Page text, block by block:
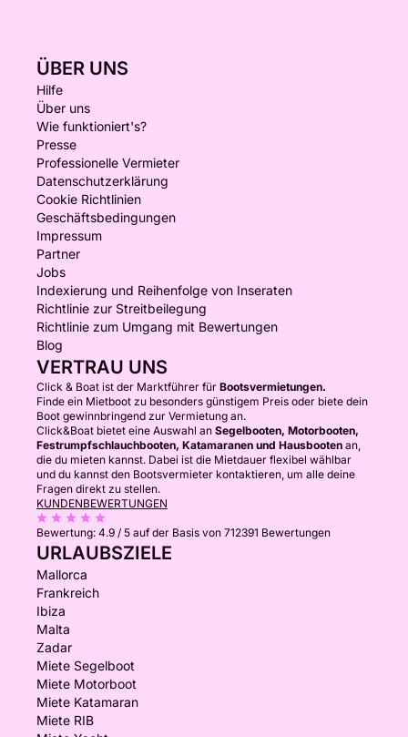
ÜBER UNS
Hilfe
Über uns
Wie funktioniert's?
Presse
Professionelle Vermieter
Datenschutzerklärung
Cookie Richtlinien
Geschäftsbedingungen
Impressum
Partner
Jobs
Indexierung und Reihenfolge von Inseraten
Richtlinie zur Streitbeilegung
Richtlinie zum Umgang mit Bewertungen
Blog
VERTRAU UNS
Click & Boat ist der Marktführer für Bootsvermietungen.
Finde ein Mietboot zu besonders günstigem Preis oder biete dein
Boot gewinnbringend zur Vermietung an.
Click&Boat bietet eine Auswahl an Segelbooten, Motorbooten,
Festrumpfschlauchbooten, Katamaranen und Hausbooten an,
die du mieten kannst. Dabei ist die Mietdauer flexibel wählbar
und du kannst den Bootsvermieter kontaktieren, um alle deine
Fragen direkt zu stellen.
KUNDENBEWERTUNGEN
Bewertung: 4.9 / 5 auf der Basis von 712391 Bewertungen
URLAUBSZIELE
Mallorca
Frankreich
Ibiza
Malta
Zadar
Miete Segelboot
Miete Motorboot
Miete Katamaran
Miete RIB